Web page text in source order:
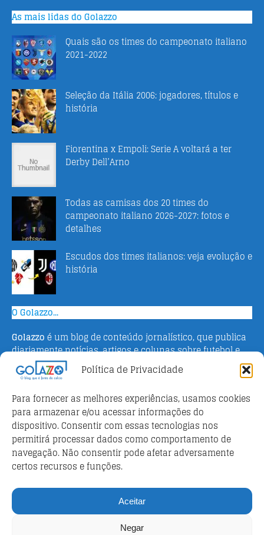
Política de Privacidade
Para fornecer as melhores experiências, usamos cookies
para armazenar e/ou acessar informações do
dispositivo. Consentir com essas tecnologias nos
permitirá processar dados como comportamento de
navegação. Não consentir pode afetar adversamente
certos recursos e funções.
Aceitar
Negar
As mais lidas do Golazzo
Quais são os times do campeonato italiano
2021-2022
Seleção da Itália 2006: jogadores, títulos e
história
Fiorentina x Empoli: Serie A voltará a ter
Derby Dell’Arno
Todas as camisas dos 20 times do
campeonato italiano 2026-2027: fotos e
detalhes
Escudos dos times italianos: veja evolução e
história
O Golazzo...
Golazzo é um blog de conteúdo jornalístico, que publica
diariamente notícias, artigos e colunas sobre futebol e
campeonato italiano. Fundado em 2016 pelo jornalista
Adriano Bertin, o site tem como objetivo informar o
o esporte na Itália.
Parceiros
Futebol ao vivo
Análises e prognósticos dos jogos